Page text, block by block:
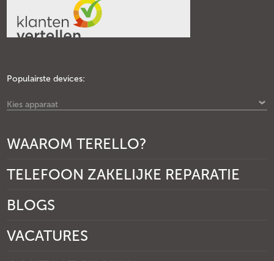
Populairste devices:
Kies apparaat
WAAROM TERELLO?
TELEFOON ZAKELIJKE REPARATIE
BLOGS
VACATURES